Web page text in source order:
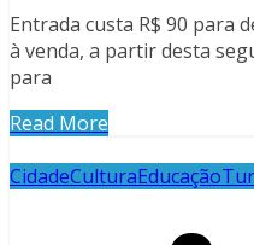
Entrada custa R$ 90 para
à venda, a partir desta
para
Read More
CidadeCulturaEducação